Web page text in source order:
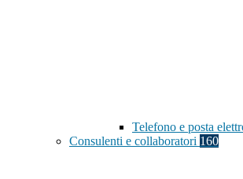
Telefono e posta
Consulenti e collaboratori 160